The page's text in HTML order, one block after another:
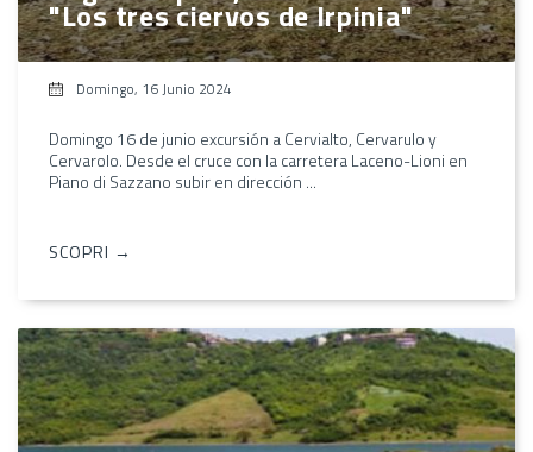
"Los tres ciervos de Irpinia"
Domingo, 16 Junio 2024
Domingo 16 de junio excursión a Cervialto, Cervarulo y
Cervarolo. Desde el cruce con la carretera Laceno-Lioni en
Piano di Sazzano subir en dirección ...
SCOPRI →